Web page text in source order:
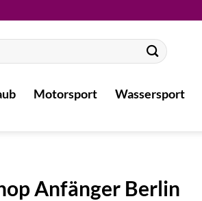
Motorsport Wassersport
Anfänger Berlin